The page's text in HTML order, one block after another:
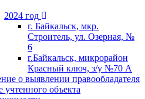
2024 год
г. Байкальск, мкр.
Строитель, ул. Озерная, №
6
г.Байкальск, микрорайон
Красный ключ, з/у №70 А
о выявлении правообладателя
учтенного объекта